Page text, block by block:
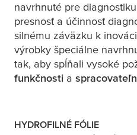
navrhnuté pre
presnosť a účinnosť
silnému záväzku k
výrobky špeciálne
tak, aby spĺňali vysoké
funkčnosti a
HYDROFILNÉ FÓLIE